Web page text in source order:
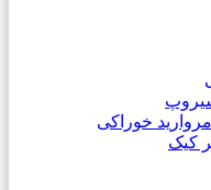
خوراکی
کیک